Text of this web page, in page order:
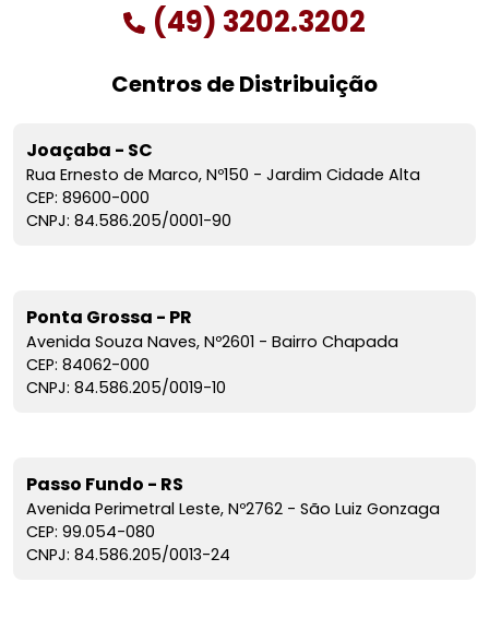
(49) 3202.3202
Centros de Distribuição
Joaçaba - SC
Rua Ernesto de Marco, Nº150 - Jardim Cidade Alta
CEP: 89600-000
CNPJ: 84.586.205/0001-90
Ponta Grossa - PR
Avenida Souza Naves, Nº2601 - Bairro Chapada
CEP: 84062-000
CNPJ: 84.586.205/0019-10
Passo Fundo - RS
Avenida Perimetral Leste, Nº2762 - São Luiz Gonzaga
CEP: 99.054-080
CNPJ: 84.586.205/0013-24